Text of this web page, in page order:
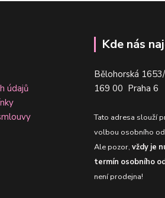
údajů
Kde nás
Bělohorská
169 00 Praha 6
Tato adresa slouží
volbou osobního
Ale pozor, vždy je
termín osobního
není prodejna!